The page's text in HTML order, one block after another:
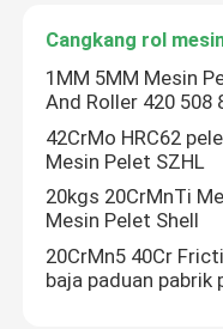
Suku Cadang Pelet
Biomass Wood
Menyampaikan
Cangkang rol
1MM 5MM Mesin
And Roller 420 508
42CrMo HRC62
Mesin Pelet SZHL
20kgs 20CrMnTi
Mesin Pelet Shell
20CrMn5 40Cr
baja paduan pabrik